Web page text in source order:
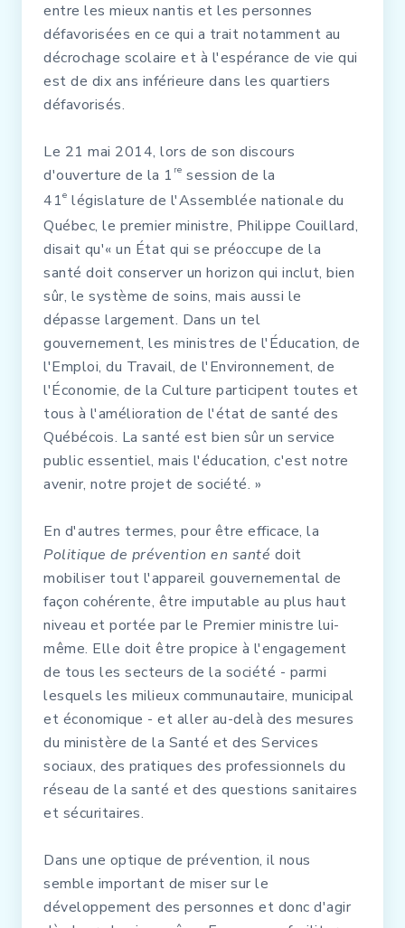
entre les mieux nantis et les personnes
défavorisées en ce qui a trait notamment au
décrochage scolaire et à l'espérance de vie qui
est de dix ans inférieure dans les quartiers
défavorisés.
Le 21 mai 2014, lors de son discours
d'ouverture de la 1 re session de la
41e législature de l'Assemblée nationale du
Québec, le premier ministre, Philippe Couillard,
disait qu'« un État qui se préoccupe de la
santé doit conserver un horizon qui inclut, bien
sûr, le système de soins, mais aussi le
dépasse largement. Dans un tel
gouvernement, les ministres de l'Éducation, de
l'Emploi, du Travail, de l'Environnement, de
l'Économie, de la Culture participent toutes et
tous à l'amélioration de l'état de santé des
Québécois. La santé est bien sûr un service
public essentiel, mais l'éducation, c'est notre
avenir, notre projet de société. »
En d'autres termes, pour être efficace, la
Politique de prévention en santé doit
mobiliser tout l'appareil gouvernemental de
façon cohérente, être imputable au plus haut
niveau et portée par le Premier ministre lui-
même. Elle doit être propice à l'engagement
de tous les secteurs de la société - parmi
lesquels les milieux communautaire, municipal
et économique - et aller au-delà des mesures
du ministère de la Santé et des Services
sociaux, des pratiques des professionnels du
réseau de la santé et des questions sanitaires
et sécuritaires.
Dans une optique de prévention, il nous
semble important de miser sur le
développement des personnes et donc d'agir